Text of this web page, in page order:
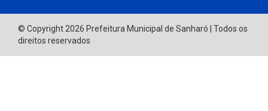
© Copyright 2026 Prefeitura Municipal de Sanharó | Todos os
direitos reservados